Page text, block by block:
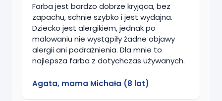
Farba jest bardzo dobrze kryjąca, bez
zapachu, schnie szybko i jest wydajna.
Dziecko jest alergikiem, jednak po
malowaniu nie wystąpiły żadne objawy
alergii ani podrażnienia. Dla mnie to
najlepsza farba z dotychczas używanych.
Agata, mama Michała (8 lat)